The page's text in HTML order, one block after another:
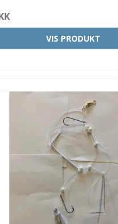
VIS PRODUKT